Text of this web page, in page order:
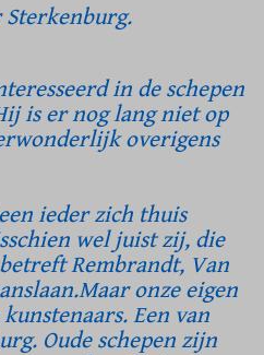
in de schepen
is er nog lang niet op
overigens
ieder zich thuis
wel juist zij, die
Rembrandt, Van
onze eigen
Een van
Oude schepen zijn